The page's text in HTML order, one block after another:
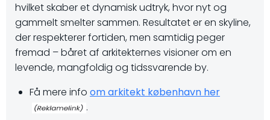
hvilket skaber et dynamisk udtryk, hvor nyt og
gammelt smelter sammen. Resultatet er en skyline,
der respekterer fortiden, men samtidig peger
fremad – båret af arkitekternes visioner om en
levende, mangfoldig og tidssvarende by.
Få mere info om arkitekt københavn her
.